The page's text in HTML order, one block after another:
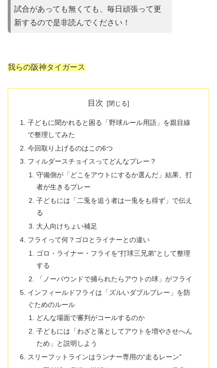
試合があって も無くても、毎日頑張って更
新するので是非読んでください！
我らの阪神タイガース
目次
子どもに聞かれると困る「野球ルール用語」を親目線
で整理してみた
今回取り上げるのはこの6つ
フィルダースチョイスってどんなプレー？
守備側が「どこをアウトにするか選んだ」結果、打
者が生きるプレー
子どもには「二兎を追う者は一兎をも得ず」で伝え
る
大人向けちょい補足
フライって何？ゴロとライナーとの違い
ゴロ・ライナー・フライを“打球三兄弟”として整理
する
「ノーバウンドで捕られたらアウトの球」がフライ
インフィールドフライは「ズルいダブルプレー」を防
ぐためのルール
どんな場面で審判がコールするのか
子どもには「わざと落としてアウトを増やさせへん
ため」と説明しよう
スリーフットラインはランナー専用の“走るレーン”